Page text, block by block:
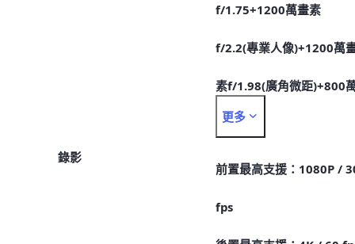
f/1.75+1200萬畫素
f/2.2(專業人像)+1200萬
素f/1.98(廣角微距)+800
畫素f/3.4(長焦)
更多
錄影
前置最高支援：1080P /
fps